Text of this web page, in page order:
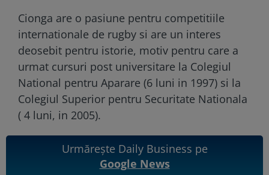
Cionga are o pasiune pentru competitiile
internationale de rugby si are un interes
deosebit pentru istorie, motiv pentru care a
urmat cursuri post universitare la Colegiul
National pentru Aparare (6 luni in 1997) si la
Colegiul Superior pentru Securitate Nationala
( 4 luni, in 2005).
Urmărește Daily Business pe
Google News